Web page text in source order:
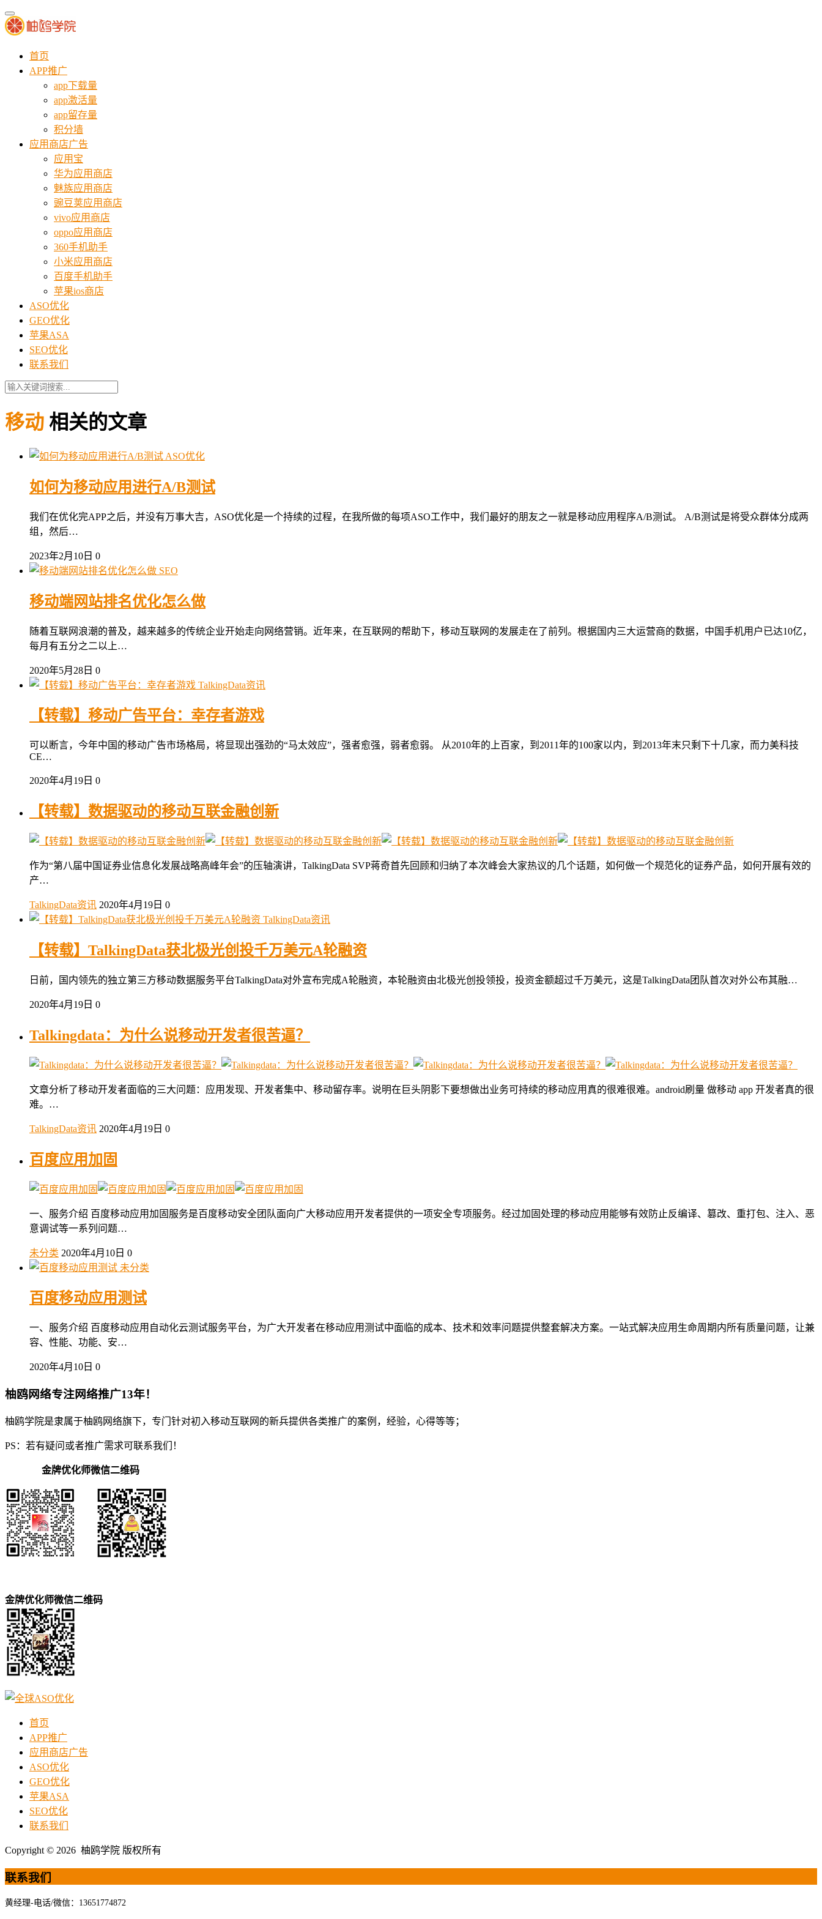
首页
APP推广
app下载量
app激活量
app留存量
积分墙
应用商店广告
应用宝
华为应用商店
魅族应用商店
豌豆荚应用商店
vivo应用商店
oppo应用商店
360手机助手
小米应用商店
百度手机助手
苹果ios商店
ASO优化
GEO优化
苹果ASA
SEO优化
联系我们
移动 相关的文章
ASO优化
如何为移动应用进行A/B测试
我们在优化完APP之后，并没有万事大吉，ASO优化是一个持续的过程，在我所做的每项ASO工作中，我们最好的朋友之一就是移动应用程序A/B测试。 A/B测试是将受众群体分成两
组，然后…
2023年2月10日 0
SEO
移动端网站排名优化怎么做
随着互联网浪潮的普及，越来越多的传统企业开始走向网络营销。近年来，在互联网的帮助下，移动互联网的发展走在了前列。根据国内三大运营商的数据，中国手机用户已达10亿，
每月有五分之二以上…
2020年5月28日 0
TalkingData资讯
【转载】移动广告平台：幸存者游戏
可以断言，今年中国的移动广告市场格局，将显现出强劲的“马太效应”，强者愈强，弱者愈弱。 从2010年的上百家，到2011年的100家以内，到2013年末只剩下十几家，而力美科技
CE…
2020年4月19日 0
【转载】数据驱动的移动互联金融创新
作为“第八届中国证券业信息化发展战略高峰年会”的压轴演讲，TalkingData SVP蒋奇首先回顾和归纳了本次峰会大家热议的几个话题，如何做一个规范化的证券产品，如何开展有效的
产…
TalkingData资讯 2020年4月19日 0
TalkingData资讯
【转载】TalkingData获北极光创投千万美元A轮融资
日前，国内领先的独立第三方移动数据服务平台TalkingData对外宣布完成A轮融资，本轮融资由北极光创投领投，投资金额超过千万美元，这是TalkingData团队首次对外公布其融…
2020年4月19日 0
Talkingdata：为什么说移动开发者很苦逼？
文章分析了移动开发者面临的三大问题：应用发现、开发者集中、移动留存率。说明在巨头阴影下要想做出业务可持续的移动应用真的很难很难。android刷量 做移动 app 开发者真的很
难。…
TalkingData资讯 2020年4月19日 0
百度应用加固
一、服务介绍 百度移动应用加固服务是百度移动安全团队面向广大移动应用开发者提供的一项安全专项服务。经过加固处理的移动应用能够有效防止反编译、篡改、重打包、注入、恶
意调试等一系列问题…
未分类 2020年4月10日 0
未分类
百度移动应用测试
一、服务介绍 百度移动应用自动化云测试服务平台，为广大开发者在移动应用测试中面临的成本、技术和效率问题提供整套解决方案。一站式解决应用生命周期内所有质量问题，让兼
容、性能、功能、安…
2020年4月10日 0
柚鸥网络专注网络推广13年！
柚鸥学院是隶属于柚鸥网络旗下，专门针对初入移动互联网的新兵提供各类推广的案例，经验，心得等等；
PS：若有疑问或者推广需求可联系我们！
金牌优化师微信二维码
金牌优化师微信二维码
首页
APP推广
应用商店广告
ASO优化
GEO优化
苹果ASA
SEO优化
联系我们
Copyright © 2026 柚鸥学院 版权所有
联系我们
黄经理-电话/微信：13651774872